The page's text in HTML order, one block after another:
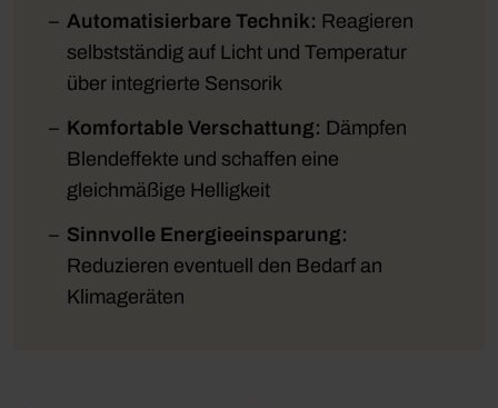
Automatisierbare Technik: Reagieren
selbstständig auf Licht und Temperatur
über integrierte Sensorik
Komfortable Verschattung: Dämpfen
Blendeffekte und schaffen eine
gleichmäßige Helligkeit
Sinnvolle Energieeinsparung:
Reduzieren eventuell den Bedarf an
Klimageräten